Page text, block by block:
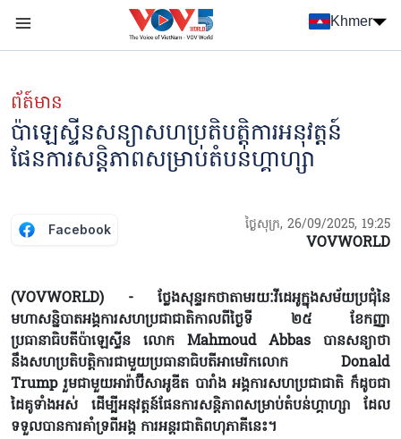
Nhảy đến nội dung
Khmer
ព័ត៍មាន
ប៉ាឡេស្ទីនសន្យាសហប្រតិបត្តិការអនុវត្តន៍
ផែនការសន្តិភាពសម្រាប់តំបន់ហ្គាហ្សា
Facebook ថ្ងៃសុក្រ, 26/09/2025, 19:25
VOVWORLD
(VOVWORLD) - ថ្លែងសុន្ទរកថាតាមរយៈវីដេអូក្នុងសម័យប្រជុំនៃ
មហាសន្និបាតអង្គការសហប្រជាជាតិកាលពីថ្ងៃទី ២៥ ខែកញ្ញា
ប្រធានាធិបតីប៉ាឡេស្ទីន លោក Mahmoud Abbas បានសន្យាថា
នឹងសហប្រតិបត្តិការជាមួយប្រធានាធិបតីអាមេរិកលោក Donald
Trump រួមជាមួយអារ៉ាប៊ីសាអូឌីត បារាំង អង្គការសហប្រជាជាតិ ក៏ដូចជា
ដៃគូទាំងអស់ ដើម្បីអនុវត្តន៍ផែនការសន្តិភាពសម្រាប់តំបន់ហ្គាហ្សា ដែល
ទទួលបានការគាំទ្រពីអង្គ ការអន្តរជាតិពហុភាគីនេះ។